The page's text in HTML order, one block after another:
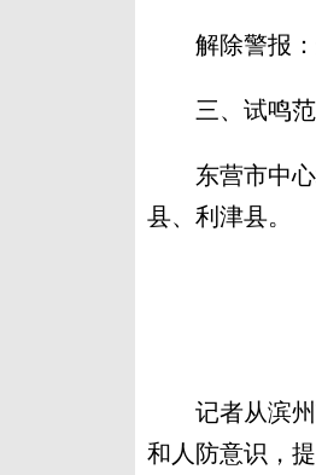
解除警报：
三、试鸣范
东营市中心
县、利津县。
记者从滨州
和人防意识，